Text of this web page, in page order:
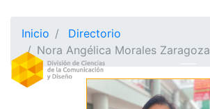
Inicio
Directorio
Nora Angélica Morales Zaragoza